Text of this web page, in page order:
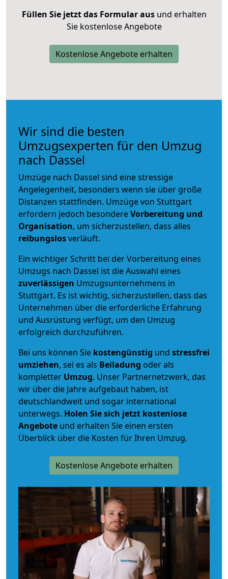
Füllen Sie jetzt das Formular ausund erhalten
Sie kostenlose Angebote
Kostenlose Angebote erhalten
Wir sind die besten
Umzugsexperten für den Umzug
nach Dassel
Umzüge nach Dassel sind eine stressige
Angelegenheit, besonders wenn sie über große
Distanzen stattfinden. Umzüge von Stuttgart
erfordern jedoch besondereVorbereitung und
Organisation, um sicherzustellen, dass alles
reibungslosverläuft.
Ein wichtiger Schritt bei der Vorbereitung eines
Umzugs nach Dassel ist die Auswahl eines
zuverlässigen Umzugsunternehmens in
Stuttgart. Es ist wichtig, sicherzustellen, dass das
Unternehmen über die erforderliche Erfahrung
und Ausrüstung verfügt, um den Umzug
erfolgreich durchzuführen.
Bei uns können Sie kostengünstig und stressfrei
umziehen, sei es als Beiladung oder als
kompletter Umzug. Unser Partnernetzwerk, das
wir über die Jahre aufgebaut haben, ist
deutschlandweit und sogar international
unterwegs. Holen Sie sich jetzt kostenlose
Angebote und erhalten Sie einen ersten
Überblick über die Kosten für Ihren Umzug.
Kostenlose Angebote erhalten